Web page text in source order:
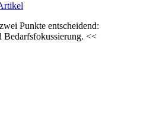
Punkte entscheidend:
<<